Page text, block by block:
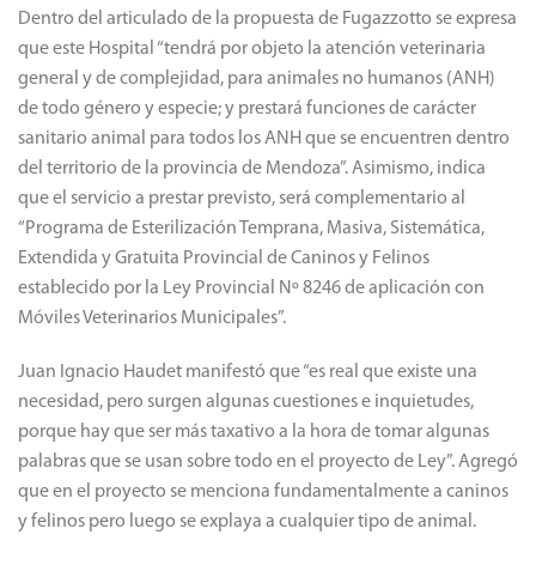
Dentro del articulado de la propuesta de Fugazzotto se expresa
que este Hospital “tendrá por objeto la atención veterinaria
general y de complejidad, para animales no humanos (ANH)
de todo género y especie; y prestará funciones de carácter
sanitario animal para todos los ANH que se encuentren dentro
del territorio de la provincia de Mendoza”. Asimismo, indica
que el servicio a prestar previsto, será complementario al
“Programa de Esterilización Temprana, Masiva, Sistemática,
Extendida y Gratuita Provincial de Caninos y Felinos
establecido por la Ley Provincial Nº 8246 de aplicación con
Móviles Veterinarios Municipales”.
Juan Ignacio Haudet manifestó que “es real que existe una
necesidad, pero surgen algunas cuestiones e inquietudes,
porque hay que ser más taxativo a la hora de tomar algunas
palabras que se usan sobre todo en el proyecto de Ley”. Agregó
que en el proyecto se menciona fundamentalmente a caninos
y felinos pero luego se explaya a cualquier tipo de animal.